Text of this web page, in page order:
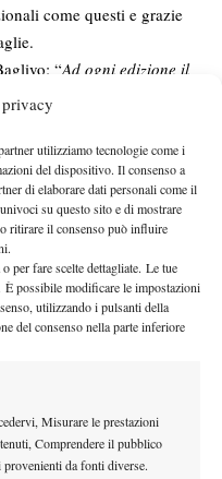
utilizziamo tecnologie come i
del dispositivo. Il consenso a
di elaborare dati personali come il
su questo sito e di mostrare
ritirare il consenso può influire
per fare scelte dettagliate. Le tue
È possibile modificare le impostazioni
utilizzando i pulsanti della
del consenso nella parte inferiore
Misurare le prestazioni
Comprendere il pubblico
provenienti da fonti diverse.
come questi e grazie
“Ad ogni edizione il
puntualmente
il loro già precoce talento,
passati agli esordi da
Alessandro Giannessi,
squadra nazionale di
i nostri Portaluri, Crepaldi
delle nostre
semifinaliste nel doppio
Un ringraziamento
Italiano che, in questi
giovanile”.